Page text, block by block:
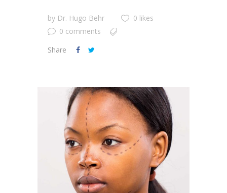
by Dr. Hugo Behr
0 likes
0 comments
Share